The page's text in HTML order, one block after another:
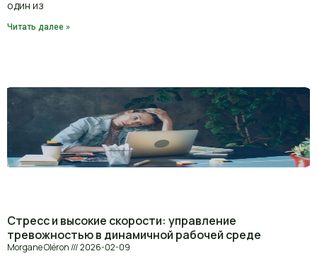
один из
Читать далее »
Стресс и высокие скорости: управление
тревожностью в динамичной рабочей среде
Morgane Oléron 2026-02-09